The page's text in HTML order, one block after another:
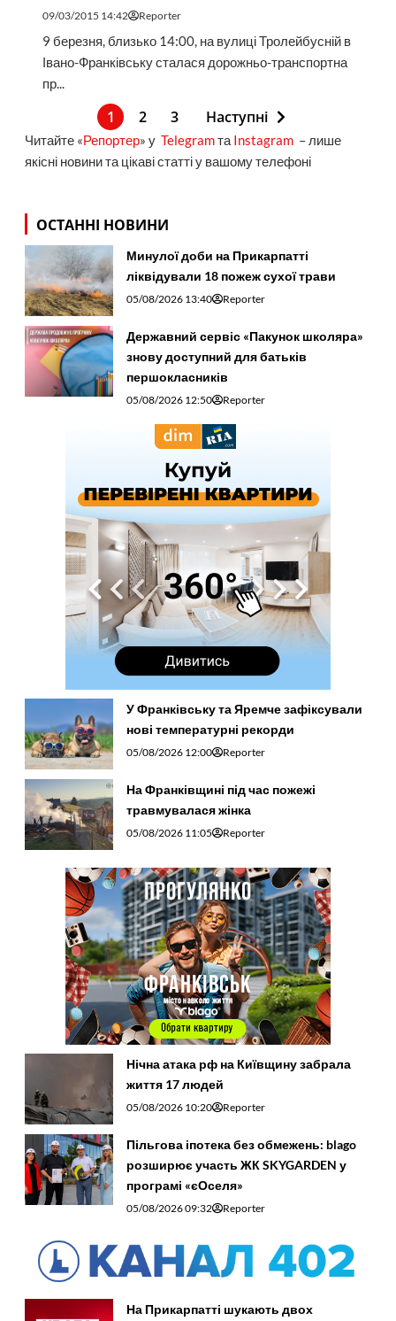
09/03/2015 14:42 Reporter
9 березня, близько 14:00, на вулиці Тролейбусній в
Івано-Франківську сталася дорожньо-транспортна
пр...
1 2 3 Наступні
Читайте «Репортер» у Telegramта Instagram– лише
якісні новини та цікаві статті у вашому телефоні
ОСТАННІ НОВИНИ
Минулої доби на Прикарпатті
ліквідували 18 пожеж сухої трави
05/08/2026 13:40 Reporter
Державний сервіс «Пакунок школяра»
знову доступний для батьків
першокласників
05/08/2026 12:50 Reporter
У Франківську та Яремче зафіксували
нові температурні рекорди
05/08/2026 12:00 Reporter
На Франківщині під час пожежі
травмувалася жінка
05/08/2026 11:05 Reporter
Нічна атака рф на Київщину забрала
життя 17 людей
05/08/2026 10:20 Reporter
Пільгова іпотека без обмежень: blago
розширює участь ЖК SKYGARDEN у
програмі «єОселя»
05/08/2026 09:32 Reporter
На Прикарпатті шукають двох